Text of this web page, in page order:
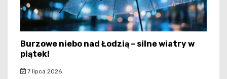
Burzowe niebo nad Łodzią – silne wiatry w
piątek!
7 lipca 2026